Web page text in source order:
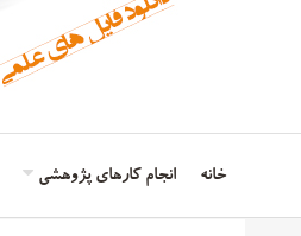
خانه انجام کارهای پژوهشی